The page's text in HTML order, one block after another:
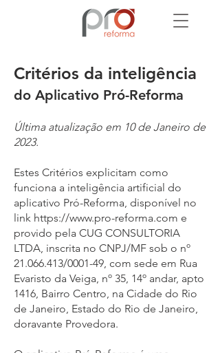
Critérios da inteligência
do Aplicativo Pró-Reforma
Última atualização em 10 de Janeiro de
2023.
Estes Critérios explicitam como
funciona a inteligência artificial do
aplicativo Pró-Reforma, disponível no
link https://www.pro-reforma.com e
provido pela CUG CONSULTORIA
LTDA, inscrita no CNPJ/MF sob o nº
21.066.413/0001-49, com sede em Rua
Evaristo da Veiga, nº 35, 14º andar, apto
1416, Bairro Centro, na Cidade do Rio
de Janeiro, Estado do Rio de Janeiro,
doravante Provedora.